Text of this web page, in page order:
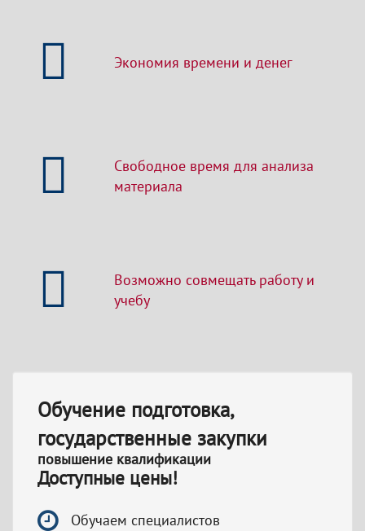
Экономия времени и денег
Свободное время для анализа
материала
Возможно совмещать работу и
учебу
Обучение подготовка,
государственные закупки
повышение квалификации
Доступные цены!
Обучаем специалистов